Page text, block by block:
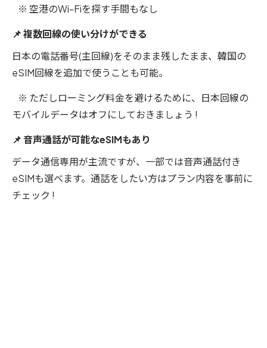
※ 空港のWi-Fiを探す手間もなし
📌 複数回線の使い分けができる
日本の電話番号(主回線)をそのまま残したまま、韓国の
eSIM回線を追加で使うことも可能。
※ ただしローミング料金を避けるために、日本回線の
モバイルデータはオフにしておきましょう !
📌 音声通話が可能なeSIMもあり
データ通信専用が主流ですが、一部では音声通話付き
eSIMも選べます。通話をしたい方はプラン内容を事前に
チェック !